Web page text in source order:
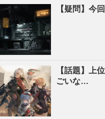
【疑問】今
【話題】上
ごいな…